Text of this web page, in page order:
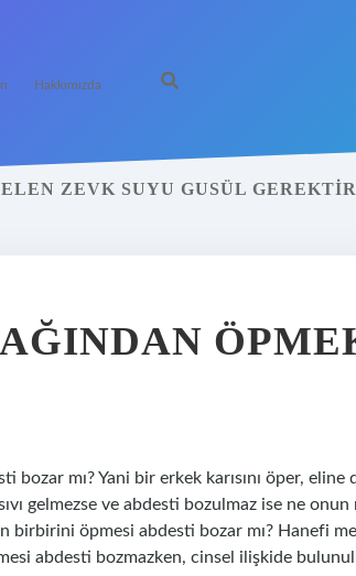
Hakkımızda
ZEVK SUYU GUSÜL
bozar mı? Yani bir erkek karısını öper,
gelmezse ve abdesti bozulmaz ise ne onun
birbirini öpmesi abdesti bozar mı? Hanefi
abdesti bozmazken, cinsel ilişkide